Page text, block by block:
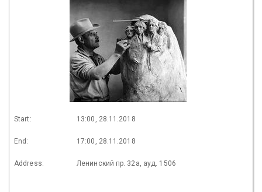
Start: 13:00, 28.11.2018
End: 17:00, 28.11.2018
Address: Ленинский пр. 32а, ауд. 1506